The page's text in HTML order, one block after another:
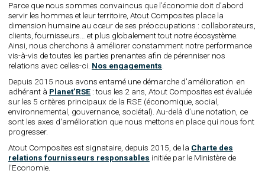
Parce que nous sommes convaincus que l’économie doit d’abord
servir les hommes et leur territoire, Atout Composites place la
dimension humaine au cœur de ses préoccupations : collaborateurs,
clients, fournisseurs… et plus globalement tout notre écosystème.
Ainsi, nous cherchons à améliorer constamment notre performance
vis-à-vis de toutes les parties prenantes afin de pérenniser nos
relations avec celles-ci. Nos engagements
Depuis 2015 nous avons entamé une démarche d'amélioration en
adhérant à Planet’RSE: tous les 2 ans, Atout Composites est évaluée
sur les 5 critères principaux de la RSE (économique, social,
environnemental, gouvernance, sociétal). Au-delà d’une notation, ce
sont les axes d'amélioration que nous mettons en place qui nous font
progresser.
Atout Composites est signataire, depuis 2015, de la Charte des
relations fournisseurs responsables initiée par le Ministère de
l’Economie.